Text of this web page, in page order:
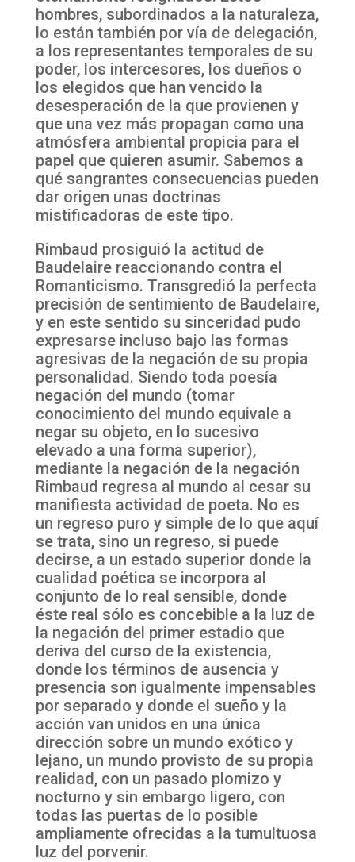
hombres, subordinados a la naturaleza,
lo están también por vía de delegación,
a los representantes temporales de su
poder, los intercesores, los dueños o
los elegidos que han vencido la
desesperación de la que provienen y
que una vez más propagan como una
atmósfera ambiental propicia para el
papel que quieren asumir. Sabemos a
qué sangrantes consecuencias pueden
dar origen unas doctrinas
mistificadoras de este tipo.
Rimbaud prosiguió la actitud de
Baudelaire reaccionando contra el
Romanticismo. Transgredió la perfecta
precisión de sentimiento de Baudelaire,
y en este sentido su sinceridad pudo
expresarse incluso bajo las formas
agresivas de la negación de su propia
personalidad. Siendo toda poesía
negación del mundo (tomar
conocimiento del mundo equivale a
negar su objeto, en lo sucesivo
elevado a una forma superior),
mediante la negación de la negación
Rimbaud regresa al mundo al cesar su
manifiesta actividad de poeta. No es
un regreso puro y simple de lo que aquí
se trata, sino un regreso, si puede
decirse, a un estado superior donde la
cualidad poética se incorpora al
conjunto de lo real sensible, donde
éste real sólo es concebible a la luz de
la negación del primer estadio que
deriva del curso de la existencia,
donde los términos de ausencia y
presencia son igualmente impensables
por separado y donde el sueño y la
acción van unidos en una única
dirección sobre un mundo exótico y
lejano, un mundo provisto de su propia
realidad, con un pasado plomizo y
nocturno y sin embargo ligero, con
todas las puertas de lo posible
ampliamente ofrecidas a la tumultuosa
luz del porvenir.